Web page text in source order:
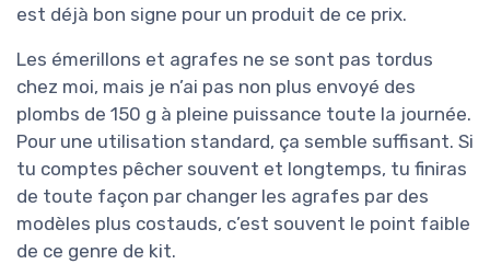
est déjà bon signe pour un produit de ce prix.
Les émerillons et agrafes ne se sont pas tordus
chez moi, mais je n’ai pas non plus envoyé des
plombs de 150 g à pleine puissance toute la journée.
Pour une utilisation standard, ça semble suffisant. Si
tu comptes pêcher souvent et longtemps, tu finiras
de toute façon par changer les agrafes par des
modèles plus costauds, c’est souvent le point faible
de ce genre de kit.